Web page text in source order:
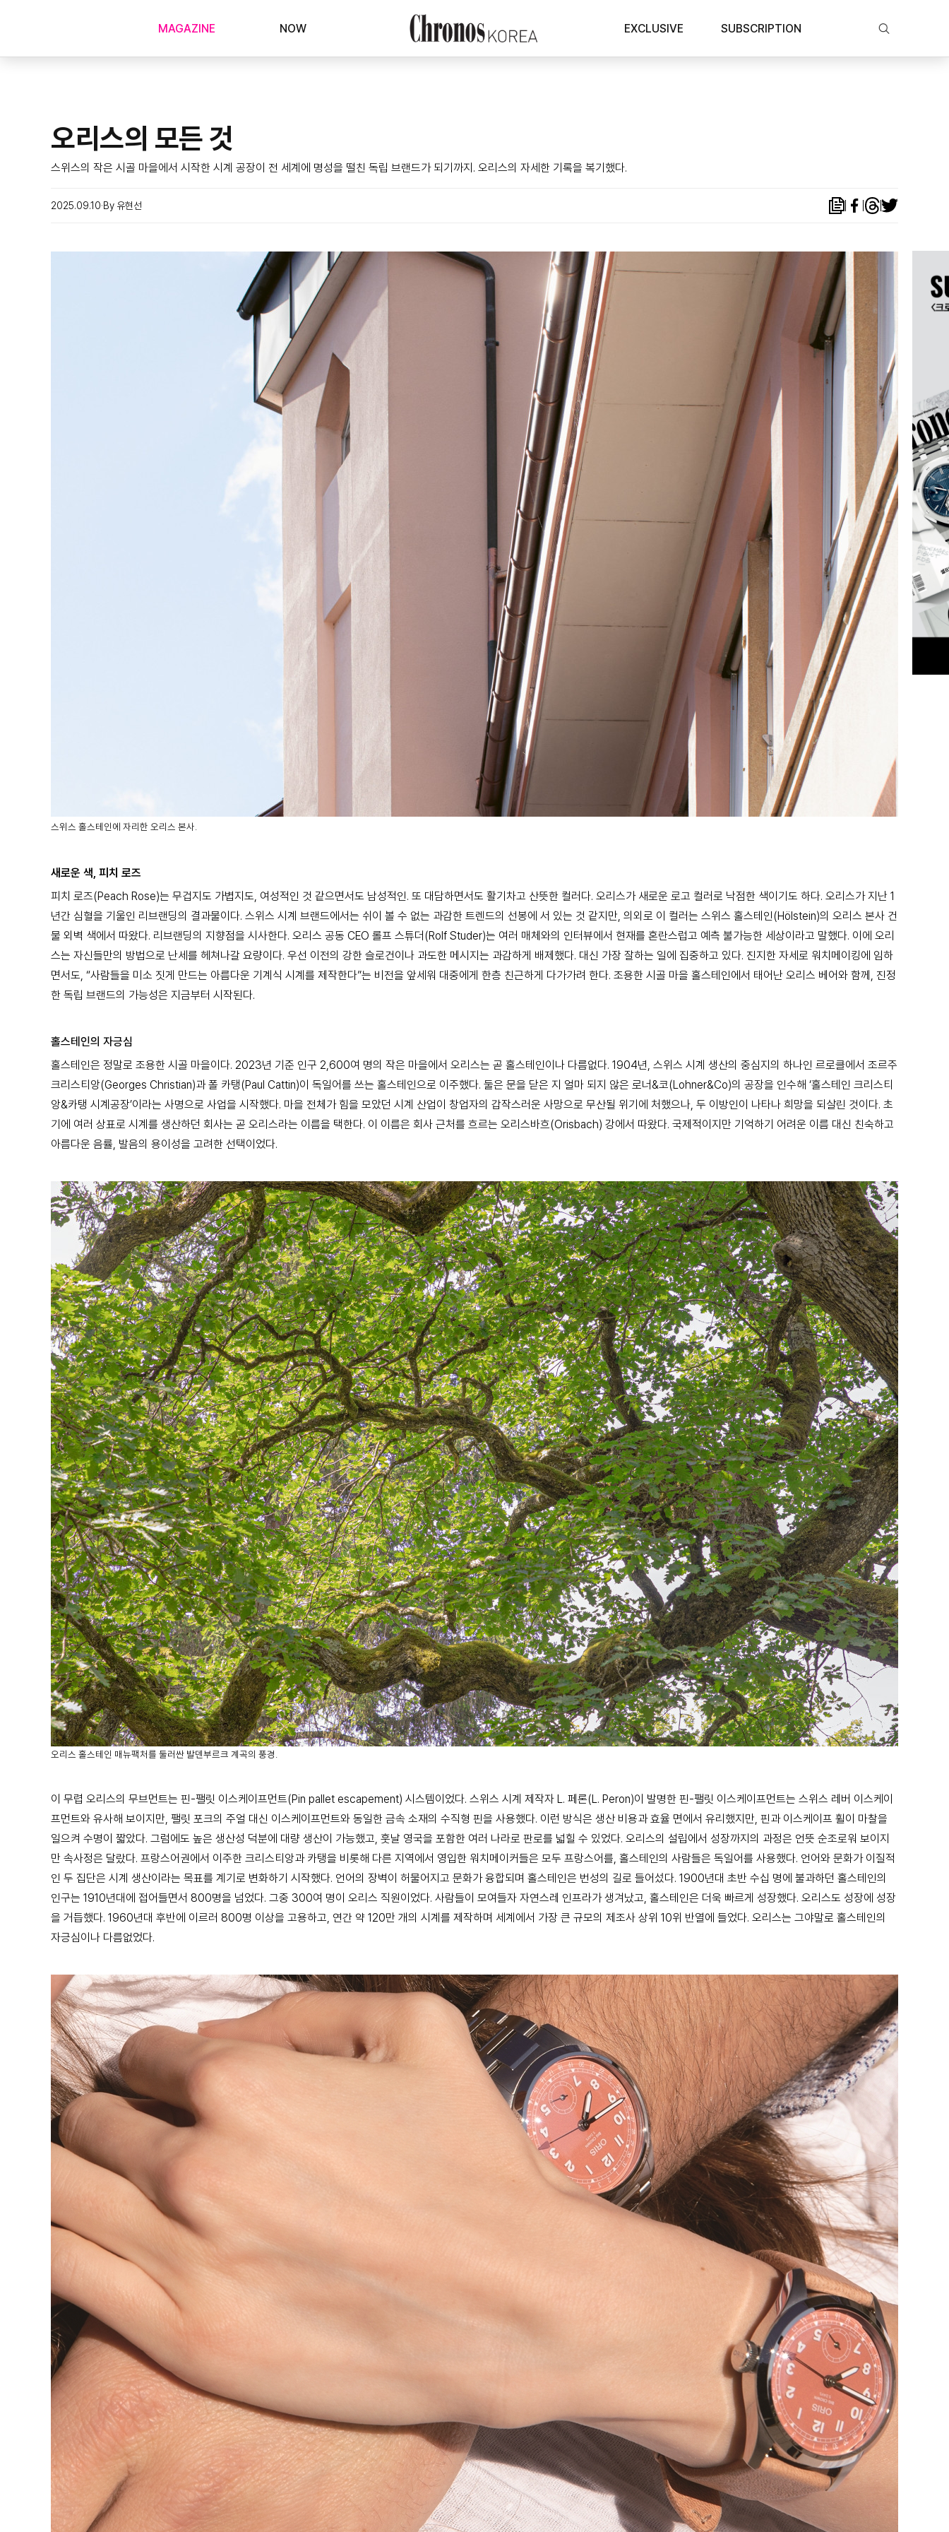
MAGAZINE NOW EXCLUSIVE SUBSCRIPTION
오리스의 모든 것
스위스의 작은 시골 마을에서 시작한 시계 공장이 전 세계에 명성을 떨친 독립 브랜드가 되기까지. 오리스의 자세한 기록을 복기했다.
2025.09.10 By 유현선
스위스 홀스테인에 자리한 오리스 본사.
새로운 색, 피치 로즈
피치 로즈(Peach Rose)는 무겁지도 가볍지도, 여성적인 것 같으면서도 남성적인. 또 대담하면서도 활기차고 산뜻한 컬러다. 오리스가 새로운 로고 컬러로 낙점한 색이기도 하다. 오리스가 지난 1
년간 심혈을 기울인 리브랜딩의 결과물이다. 스위스 시계 브랜드에서는 쉬이 볼 수 없는 과감한 트렌드의 선봉에 서 있는 것 같지만, 의외로 이 컬러는 스위스 홀스테인(Hölstein)의 오리스 본사 건
물 외벽 색에서 따왔다. 리브랜딩의 지향점을 시사한다. 오리스 공동 CEO 롤프 스튜더(Rolf Studer)는 여러 매체와의 인터뷰에서 현재를 혼란스럽고 예측 불가능한 세상이라고 말했다. 이에 오리
스는 자신들만의 방법으로 난세를 헤쳐나갈 요량이다. 우선 이전의 강한 슬로건이나 과도한 메시지는 과감하게 배제했다. 대신 가장 잘하는 일에 집중하고 있다. 진지한 자세로 워치메이킹에 임하
면서도, “사람들을 미소 짓게 만드는 아름다운 기계식 시계를 제작한다”는 비전을 앞세워 대중에게 한층 친근하게 다가가려 한다. 조용한 시골 마을 홀스테인에서 태어난 오리스 베어와 함께, 진정
한 독립 브랜드의 가능성은 지금부터 시작된다.
홀스테인의 자긍심
홀스테인은 정말로 조용한 시골 마을이다. 2023년 기준 인구 2,600여 명의 작은 마을에서 오리스는 곧 홀스테인이나 다름없다. 1904년, 스위스 시계 생산의 중심지의 하나인 르로클에서 조르주
크리스티앙(Georges Christian)과 폴 카탱(Paul Cattin)이 독일어를 쓰는 홀스테인으로 이주했다. 둘은 문을 닫은 지 얼마 되지 않은 로너&코(Lohner&Co)의 공장을 인수해 ‘홀스테인 크리스티
앙&카탱 시계공장’이라는 사명으로 사업을 시작했다. 마을 전체가 힘을 모았던 시계 산업이 창업자의 갑작스러운 사망으로 무산될 위기에 처했으나, 두 이방인이 나타나 희망을 되살린 것이다. 초
기에 여러 상표로 시계를 생산하던 회사는 곧 오리스라는 이름을 택한다. 이 이름은 회사 근처를 흐르는 오리스바흐(Orisbach) 강에서 따왔다. 국제적이지만 기억하기 어려운 이름 대신 친숙하고
아름다운 음률, 발음의 용이성을 고려한 선택이었다.
오리스 홀스테인 매뉴팩처를 둘러싼 발덴부르크 계곡의 풍경.
이 무렵 오리스의 무브먼트는 핀-팰릿 이스케이프먼트(Pin pallet escapement) 시스템이었다. 스위스 시계 제작자 L. 페론(L. Peron)이 발명한 핀-팰릿 이스케이프먼트는 스위스 레버 이스케이
프먼트와 유사해 보이지만, 팰릿 포크의 주얼 대신 이스케이프먼트와 동일한 금속 소재의 수직형 핀을 사용했다. 이런 방식은 생산 비용과 효율 면에서 유리했지만, 핀과 이스케이프 휠이 마찰을
일으켜 수명이 짧았다. 그럼에도 높은 생산성 덕분에 대량 생산이 가능했고, 훗날 영국을 포함한 여러 나라로 판로를 넓힐 수 있었다. 오리스의 설립에서 성장까지의 과정은 언뜻 순조로워 보이지
만 속사정은 달랐다. 프랑스어권에서 이주한 크리스티앙과 카탱을 비롯해 다른 지역에서 영입한 워치메이커들은 모두 프랑스어를, 홀스테인의 사람들은 독일어를 사용했다. 언어와 문화가 이질적
인 두 집단은 시계 생산이라는 목표를 계기로 변화하기 시작했다. 언어의 장벽이 허물어지고 문화가 융합되며 홀스테인은 번성의 길로 들어섰다. 1900년대 초반 수십 명에 불과하던 홀스테인의
인구는 1910년대에 접어들면서 800명을 넘었다. 그중 300여 명이 오리스 직원이었다. 사람들이 모여들자 자연스레 인프라가 생겨났고, 홀스테인은 더욱 빠르게 성장했다. 오리스도 성장에 성장
을 거듭했다. 1960년대 후반에 이르러 800명 이상을 고용하고, 연간 약 120만 개의 시계를 제작하며 세계에서 가장 큰 규모의 제조사 상위 10위 반열에 들었다. 오리스는 그야말로 홀스테인의
자긍심이나 다름없었다.